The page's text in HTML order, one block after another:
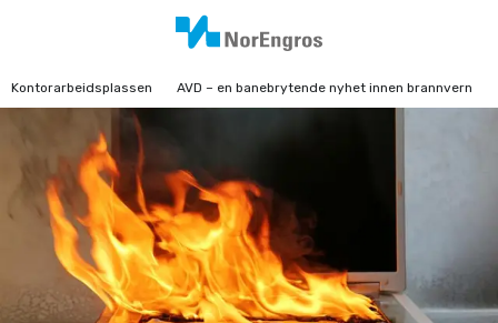
Kontorarbeidsplassen AVD – en banebrytende nyhet innen brannvern